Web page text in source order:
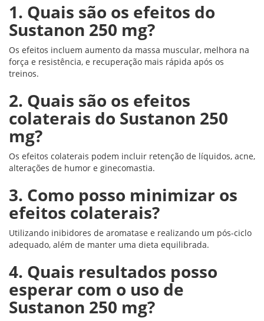
1. Quais são os efeitos do
Sustanon 250 mg?
Os efeitos incluem aumento da massa muscular, melhora na
força e resistência, e recuperação mais rápida após os
treinos.
2. Quais são os efeitos
colaterais do Sustanon 250
mg?
Os efeitos colaterais podem incluir retenção de líquidos, acne,
alterações de humor e ginecomastia.
3. Como posso minimizar os
efeitos colaterais?
Utilizando inibidores de aromatase e realizando um pós-ciclo
adequado, além de manter uma dieta equilibrada.
4. Quais resultados posso
esperar com o uso de
Sustanon 250 mg?